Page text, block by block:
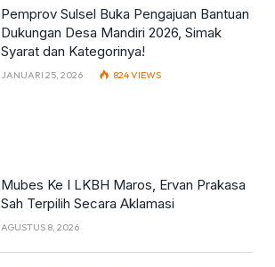
Pemprov Sulsel Buka Pengajuan Bantuan
Dukungan Desa Mandiri 2026, Simak
Syarat dan Kategorinya!
JANUARI 25, 2026 824VIEWS
Mubes Ke I LKBH Maros, Ervan Prakasa
Sah Terpilih Secara Aklamasi
AGUSTUS 8, 2026